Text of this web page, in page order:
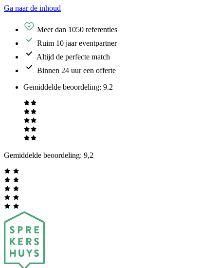
Ga naar de inhoud
Meer dan 1050 referenties
Ruim 10 jaar eventpartner
Altijd de perfecte match
Binnen 24 uur een offerte
Gemiddelde beoordeling: 9.2
Gemiddelde beoordeling: 9,2